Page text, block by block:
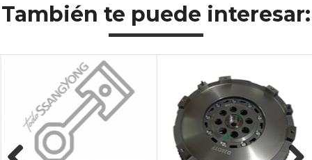
También te puede interesar: